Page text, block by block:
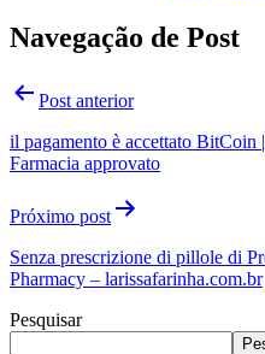
Navegação de Post
Post anterior
il pagamento è accettato BitCoin
Farmacia approvato
Próximo post
Senza prescrizione di pillole di
Pharmacy – larissafarinha.com.br
Pesquisar